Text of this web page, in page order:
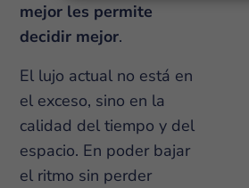
mejor les permite
decidir mejor.
El lujo actual no está en
el exceso, sino en la
calidad del tiempo y del
espacio. En poder bajar
el ritmo sin perder